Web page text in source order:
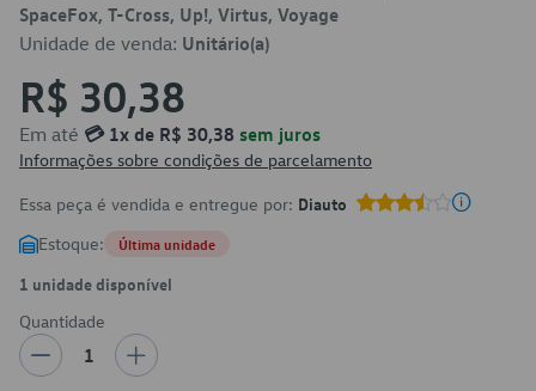
SpaceFox, T-Cross, Up!, Virtus, Voyage
Unidade de venda: Unitário(a)
R$ 30,38
Em até 💳 1x de R$ 30,38 sem juros
Informações sobre condições de parcelamento
Essa peça é vendida e entregue por: Diauto
Estoque: Última unidade
1 unidade disponível
Quantidade
1